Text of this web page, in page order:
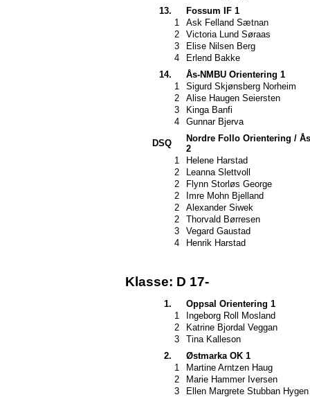
13.
Fossum IF 1
1
Ask Felland Sætnan
2
Victoria Lund Søraas
3
Elise Nilsen Berg
4
Erlend Bakke
14.
Ås-NMBU Orientering 1
1
Sigurd Skjønsberg Norheim
2
Alise Haugen Seiersten
3
Kinga Banfi
4
Gunnar Bjerva
DSQ
Nordre Follo Orientering /
2
1
Helene Harstad
2
Leanna Slettvoll
2
Flynn Storløs George
2
Imre Mohn Bjelland
2
Alexander Siwek
2
Thorvald Børresen
3
Vegard Gaustad
4
Henrik Harstad
Klasse: D 17-
1.
Oppsal Orientering 1
1
Ingeborg Roll Mosland
2
Katrine Bjordal Veggan
3
Tina Kalleson
2.
Østmarka OK 1
1
Martine Arntzen Haug
2
Marie Hammer Iversen
3
Ellen Margrete Stubban Hygen